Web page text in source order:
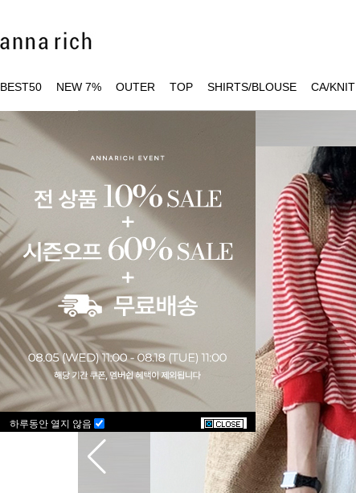
BEST50 NEW 7% OUTER TOP SHIRTS/BLOUSE CA/KNIT
하루동안 열지 않음